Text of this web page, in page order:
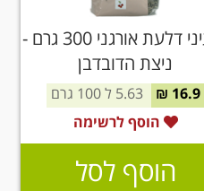
גרעיני דלעת אורגני 300 גרם -
ניצת הדובדבן
16.9 ₪
5.63 ל 100 גרם
הוסף לרשימה
הוסף לסל